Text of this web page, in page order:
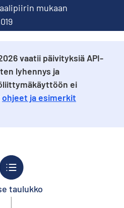
mukaan
vaatii päivityksiä API-
lyhennys ja
ei
ohjeet ja esimerkit
taulukko